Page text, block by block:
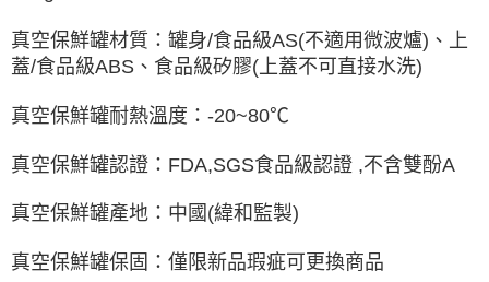
真空保鮮罐材質：罐身/食品級AS(不適用微波爐)、上
蓋/食品級ABS、食品級矽膠(上蓋不可直接水洗)
真空保鮮罐耐熱溫度：-20~80℃
真空保鮮罐認證：FDA,SGS食品級認證 ,不含雙酚A
真空保鮮罐產地：中國(緯和監製)
真空保鮮罐保固：僅限新品瑕疵可更換商品